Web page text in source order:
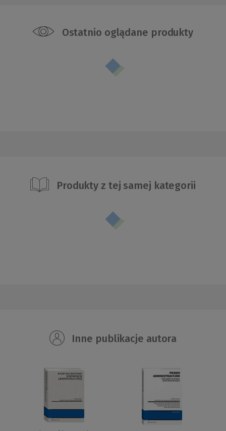
Ostatnio oglądane produkty
Produkty z tej samej kategorii
Inne publikacje autora